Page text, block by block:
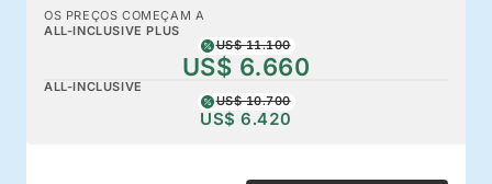
OS PREÇOS COMEÇAM A
ALL-INCLUSIVE PLUS
US$ 11.100
US$ 6.660
ALL-INCLUSIVE
US$ 10.700
US$ 6.420